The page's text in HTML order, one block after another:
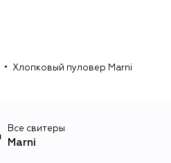
Хлопковый пуловер Marni
Все свитеры
Marni